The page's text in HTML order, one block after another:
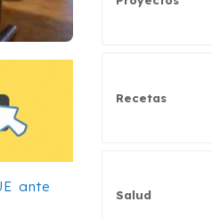
Recetas
Salud